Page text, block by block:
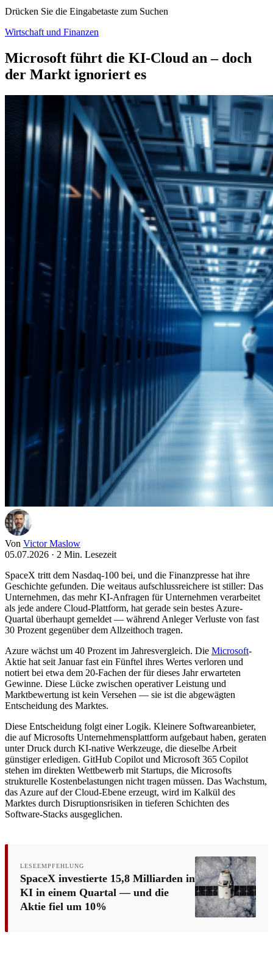
Drücken Sie die Eingabetaste zum Suchen
Wirtschaft und Finanzen
Microsoft führt die KI-Cloud an – doch
der Markt ignoriert es
Von Victor Maslow
05.07.2026 · 2 Min. Lesezeit
SpaceX tritt dem Nasdaq-100 bei, und die Finanzpresse hat ihre
Geschichte gefunden. Die weitaus aufschlussreichere ist stiller: Das
Unternehmen, das mehr KI-Anfragen für Unternehmen verarbeitet
als jede andere Cloud-Plattform, hat gerade sein bestes Azure-
Quartal überhaupt gemeldet — während Anleger Verluste von fast
30 Prozent gegenüber dem Allzeithoch tragen.
Azure wächst um 40 Prozent im Jahresvergleich. Die Microsoft-
Aktie hat seit Januar fast ein Fünftel ihres Wertes verloren und
notiert bei etwa dem 20-Fachen der für dieses Jahr erwarteten
Gewinne. Diese Lücke zwischen operativer Leistung und
Marktbewertung ist kein Versehen — sie ist die abgewägten
Entscheidung des Marktes.
Diese Entscheidung folgt einer Logik. Kleinere Softwareanbieter,
die auf Microsofts Unternehmensplattform aufgebaut haben, geraten
unter Druck durch KI-native Werkzeuge, die dieselbe Arbeit
günstiger erledigen. GitHub Copilot und Microsoft 365 Copilot
stehen im direkten Wettbewerb mit Startups, die Microsofts
strukturelle Kostenbelastungen nicht tragen müssen. Das Wachstum,
das Azure auf der Cloud-Ebene erzeugt, wird im Kalkül des
Marktes durch Disruptions­risiken in tieferen Schichten des
Software-Stacks ausgeglichen.
LESEEMPFEHLUNG
SpaceX investierte 15,8 Milliarden in
KI in einem Quartal — und die
Aktie fiel um 10%